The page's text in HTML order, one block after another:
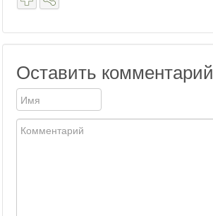
Оставить комментарий